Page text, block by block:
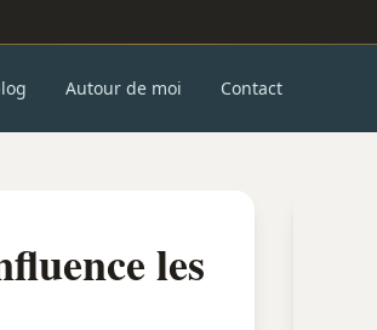
Autour de moi Contact
les